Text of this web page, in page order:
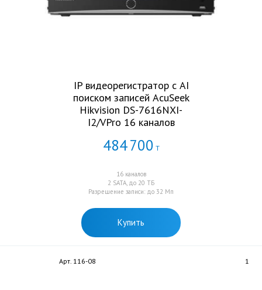
IP видеорегистратор с AI
поиском записей AcuSeek
Hikvision DS-7616NXI-
I2/VPro 16 каналов
484700 Т
16 каналов
2 SATA, до 20 ТБ
Разрешение записи: до 32 Мп
Купить
Арт. 116-08 1